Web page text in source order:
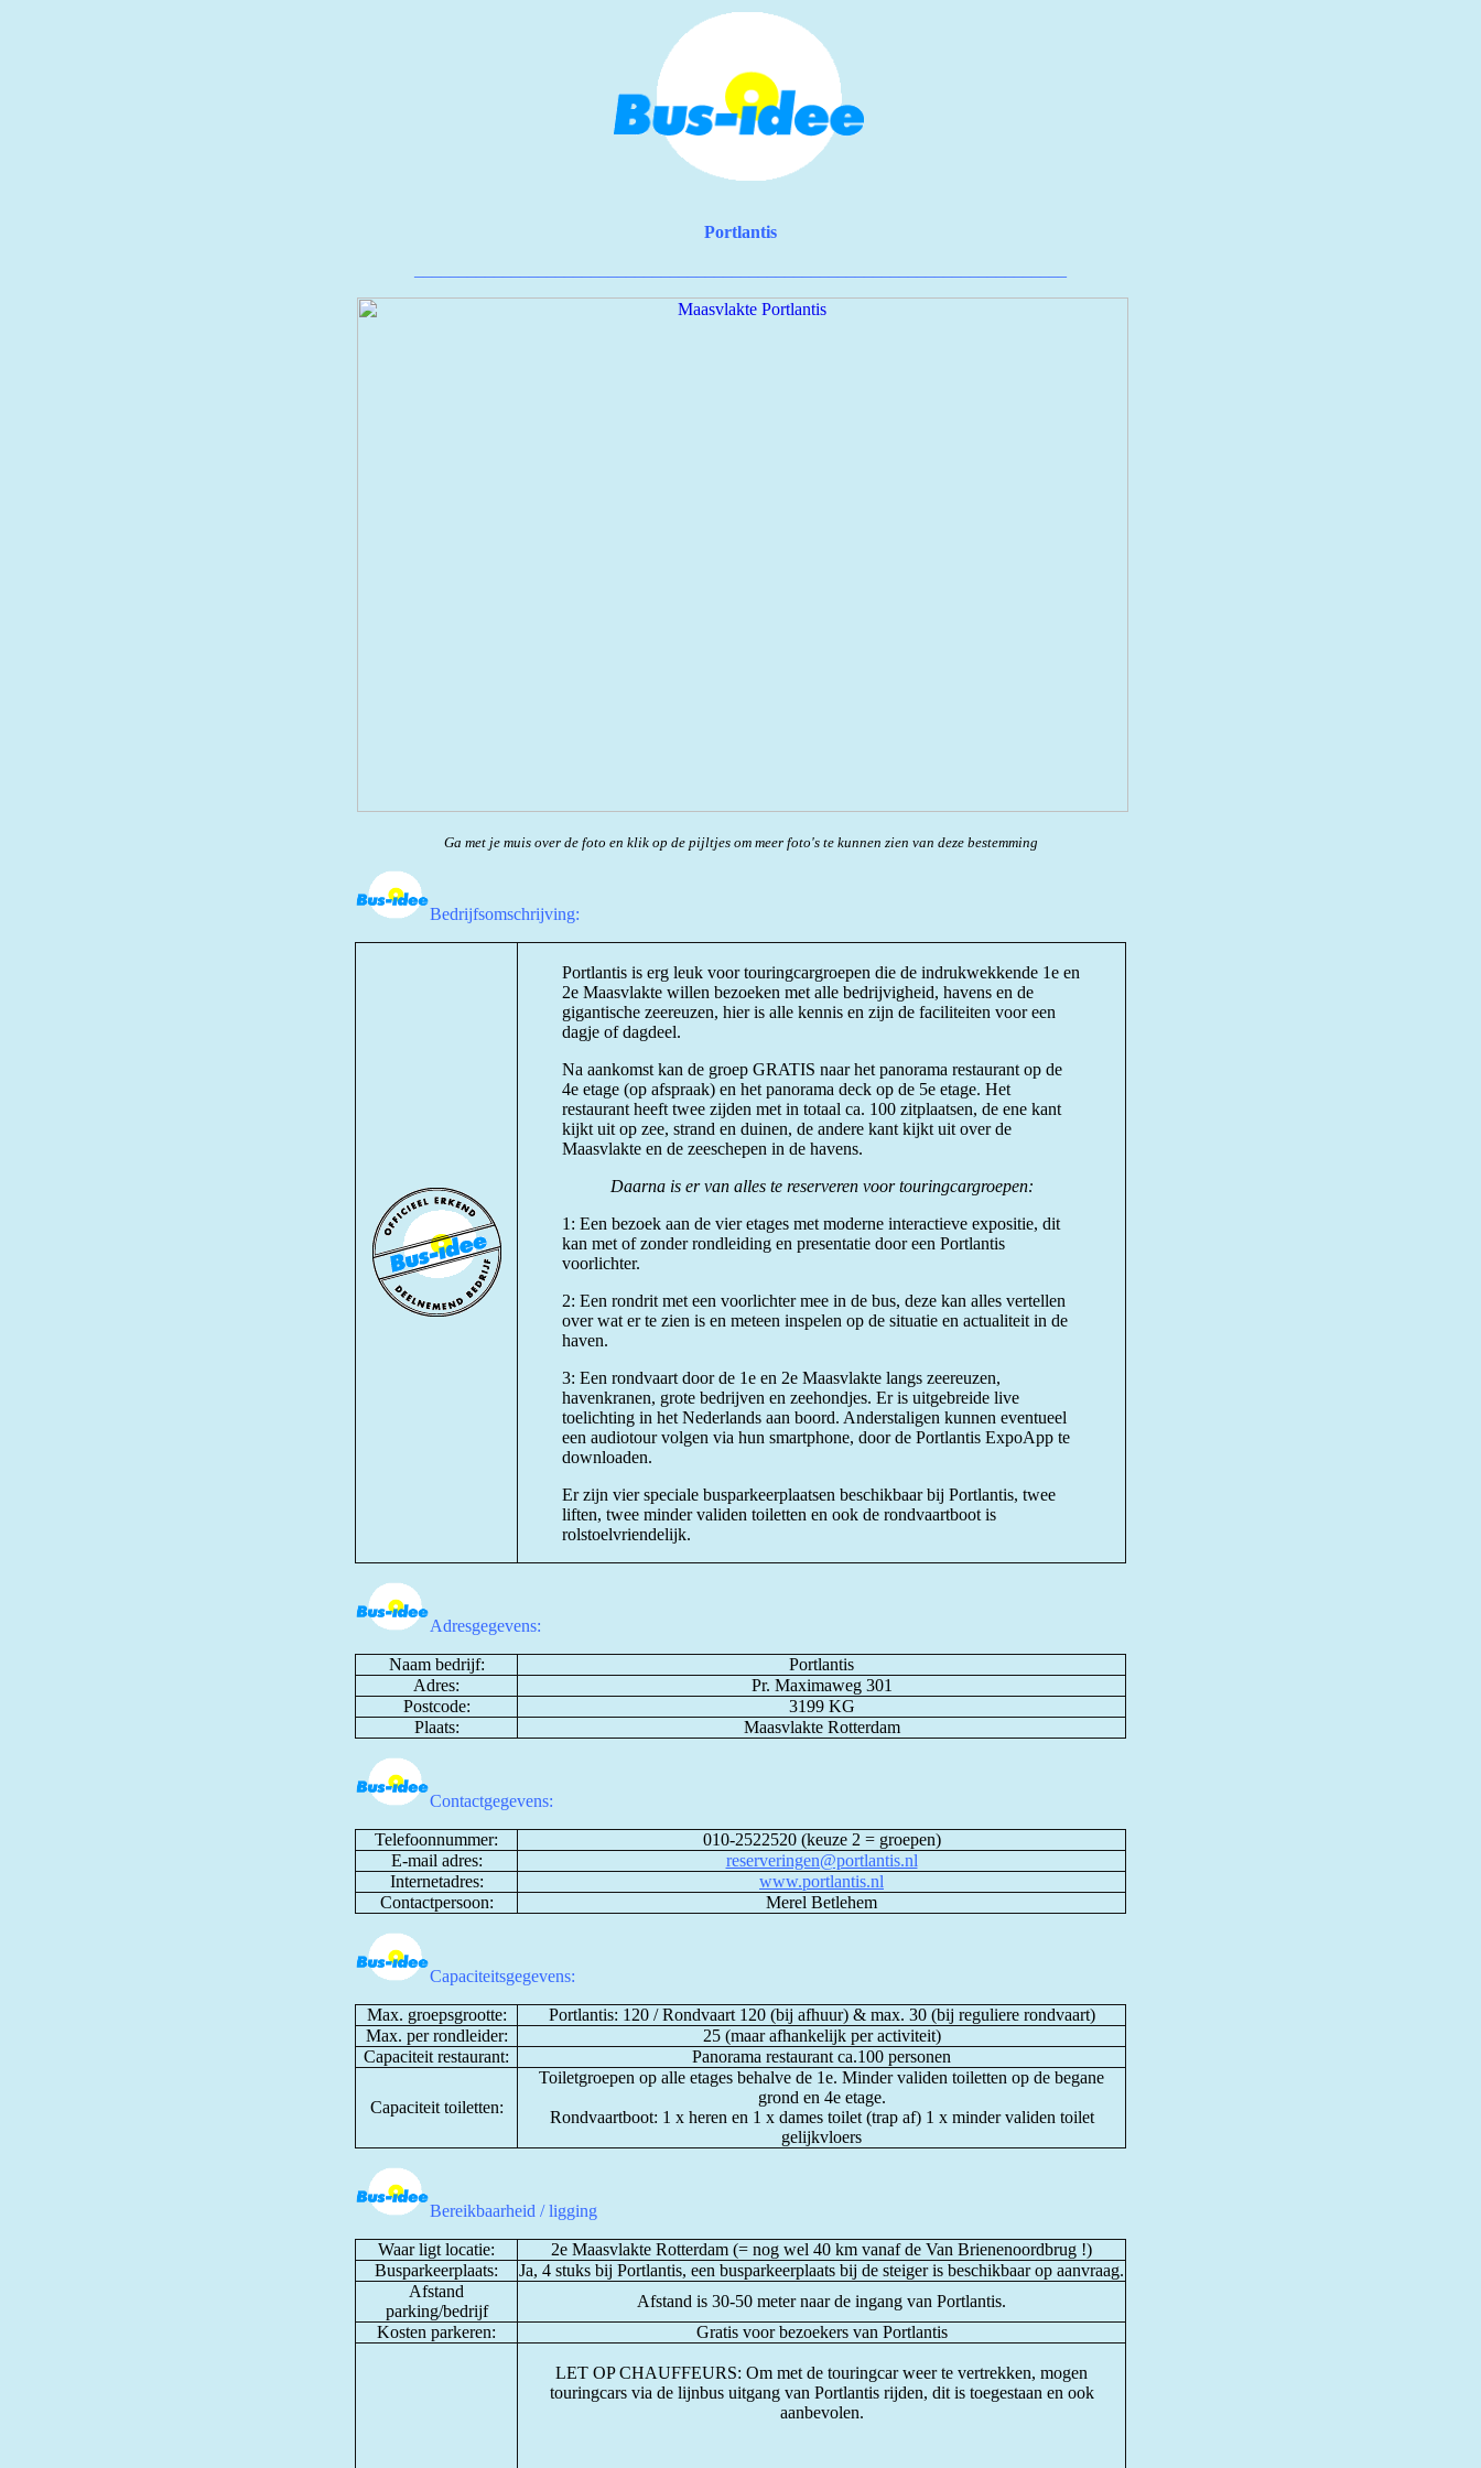
Portlantis
Ga met je muis over de foto en klik op de pijltjes om meer foto's te kunnen zien van deze bestemming
Bedrijfsomschrijving:
Portlantis is erg leuk voor touringcargroepen die de indrukwekkende 1e en
2e Maasvlakte willen bezoeken met alle bedrijvigheid, havens en de
gigantische zeereuzen, hier is alle kennis en zijn de faciliteiten voor een
dagje of dagdeel.
Na aankomst kan de groep GRATIS naar het panorama restaurant op de
4e etage (op afspraak) en het panorama deck op de 5e etage. Het
restaurant heeft twee zijden met in totaal ca. 100 zitplaatsen, de ene kant
kijkt uit op zee, strand en duinen, de andere kant kijkt uit over de
Maasvlakte en de zeeschepen in de havens.
Daarna is er van alles te reserveren voor touringcargroepen:
1: Een bezoek aan de vier etages met moderne interactieve expositie, dit
kan met of zonder rondleiding en presentatie door een Portlantis
voorlichter.
2: Een rondrit met een voorlichter mee in de bus, deze kan alles vertellen
over wat er te zien is en meteen inspelen op de situatie en actualiteit in de
haven.
3: Een rondvaart door de 1e en 2e Maasvlakte langs zeereuzen,
havenkranen, grote bedrijven en zeehondjes. Er is uitgebreide live
toelichting in het Nederlands aan boord. Anderstaligen kunnen eventueel
een audiotour volgen via hun smartphone, door de Portlantis ExpoApp te
downloaden.
Er zijn vier speciale busparkeerplaatsen beschikbaar bij Portlantis, twee
liften, twee minder validen toiletten en ook de rondvaartboot is
rolstoelvriendelijk.
Adresgegevens:
Naam bedrijf:
Portlantis
Adres:
Pr. Maximaweg 301
Postcode:
3199 KG
Plaats:
Maasvlakte Rotterdam
Contactgegevens:
Telefoonnummer:
010-2522520 (keuze 2 = groepen)
E-mail adres:
reserveringen@portlantis.nl
Internetadres:
www.portlantis.nl
Contactpersoon:
Merel Betlehem
Capaciteitsgegevens:
Max. groepsgrootte:
Portlantis: 120 / Rondvaart 120 (bij afhuur) & max. 30 (bij reguliere rondvaart)
Max. per rondleider:
25 (maar afhankelijk per activiteit)
Capaciteit restaurant:
Panorama restaurant ca.100 personen
Capaciteit toiletten:
Toiletgroepen op alle etages behalve de 1e. Minder validen toiletten op de begane
grond en 4e etage.
Rondvaartboot: 1 x heren en 1 x dames toilet (trap af) 1 x minder validen toilet
gelijkvloers
Bereikbaarheid / ligging
Waar ligt locatie:
2e Maasvlakte Rotterdam (= nog wel 40 km vanaf de Van Brienenoordbrug !)
Busparkeerplaats:
Ja, 4 stuks bij Portlantis, een busparkeerplaats bij de steiger is beschikbaar op aanvraag.
Afstand
parking/bedrijf
Afstand is 30-50 meter naar de ingang van Portlantis.
Kosten parkeren:
Gratis voor bezoekers van Portlantis
LET OP CHAUFFEURS: Om met de touringcar weer te vertrekken, mogen
touringcars via de lijnbus uitgang van Portlantis rijden, dit is toegestaan en ook
aanbevolen.